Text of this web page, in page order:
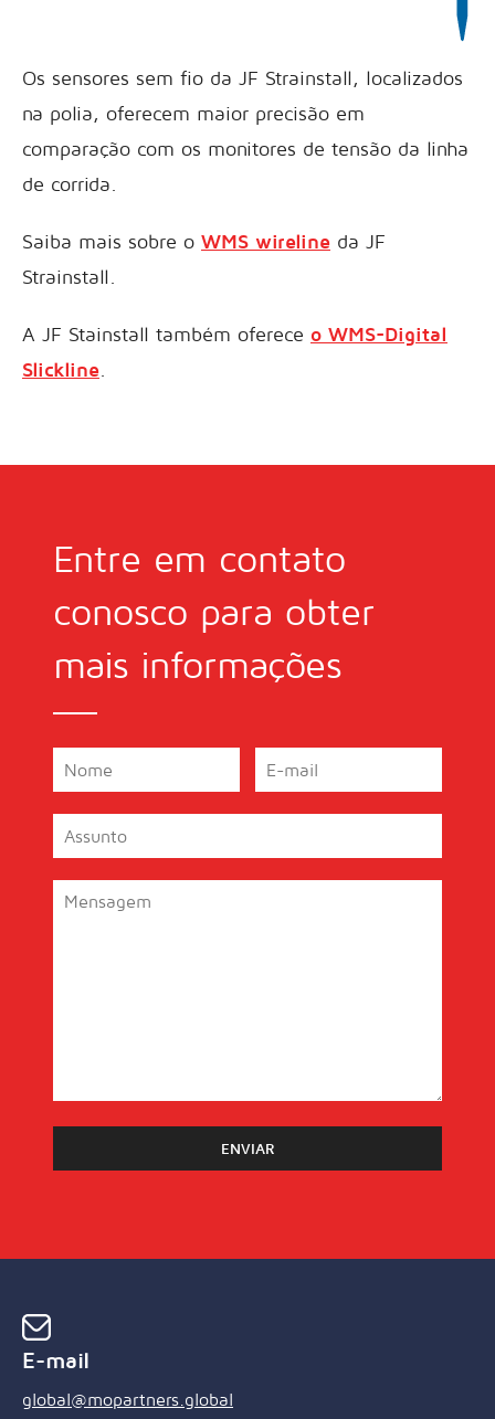
Os sensores sem fio da JF Strainstall, localizados
na polia, oferecem maior precisão em
comparação com os monitores de tensão da linha
de corrida.
Saiba mais sobre o WMS wireline da JF
Strainstall.
A JF Stainstall também oferece o WMS-Digital
Slickline
Entre em contato
conosco para obter
mais informações
E-mail
global@mopartners.global